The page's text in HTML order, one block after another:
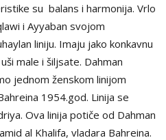
su balans i harmonija. Vrlo
i Ayyaban svojom
liniju. Imaju jako konkavnu
male i šiljsate. Dahman
jednom ženskom linijom
1954.god. Linija se
Ova linija potiče od Dahman
al Khalifa, vladara Bahreina.